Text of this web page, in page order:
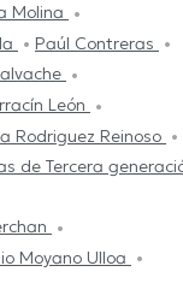
Molina
Paúl Contreras
León
Rodriguez Reinoso
de Tercera
Moyano Ulloa